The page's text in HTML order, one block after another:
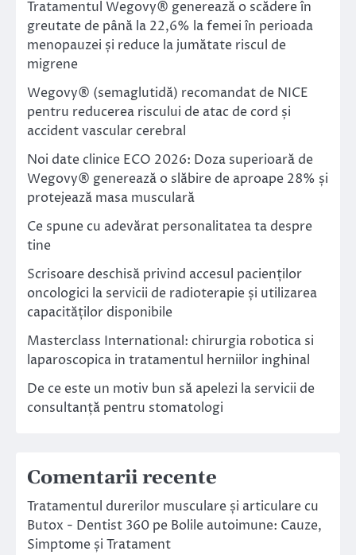
Tratamentul Wegovy® generează o scădere în
greutate de până la 22,6% la femei în perioada
menopauzei și reduce la jumătate riscul de
migrene
Wegovy® (semaglutidă) recomandat de NICE
pentru reducerea riscului de atac de cord și
accident vascular cerebral
Noi date clinice ECO 2026: Doza superioară de
Wegovy® generează o slăbire de aproape 28% și
protejează masa musculară
Ce spune cu adevărat personalitatea ta despre
tine
Scrisoare deschisă privind accesul pacienților
oncologici la servicii de radioterapie și utilizarea
capacităților disponibile
Masterclass International: chirurgia robotica si
laparoscopica in tratamentul herniilor inghinal
De ce este un motiv bun să apelezi la servicii de
consultanță pentru stomatologi
Comentarii recente
Tratamentul durerilor musculare și articulare cu
Butox - Dentist 360 pe Bolile autoimune: Cauze,
Simptome și Tratament